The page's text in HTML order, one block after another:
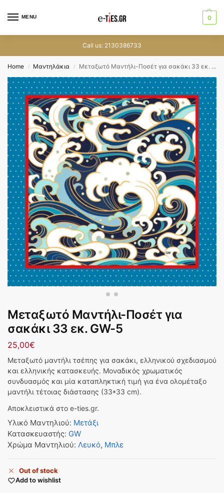
MENU 0
Call us: 2130386733
Home / Μαντηλάκια / Μεταξωτό Μαντήλι-Ποσέτ για σακάκι 33 εκ. GW-5
Μεταξωτό Μαντήλι-Ποσέτ για
σακάκι 33 εκ. GW-5
25,00€
Μεταξωτό μαντήλι τσέπης για σακάκι, ελληνικού σχεδιασμού
και ελληνικής κατασκευής. Μοναδικός χρωματικός
συνδυασμός και μία καταπληκτική τιμή για ένα ολομέταξο
μαντήλι τέτοιας διάστασης (33*33 cm).
Αποκλειστικά στο e-ties.gr.
Υλικό Μαντηλιού: Μετάξι
Κατασκευαστής: GW
Χρώμα Μαντηλιού: Λευκό, Μπλε
Out of stock
Add to wishlist